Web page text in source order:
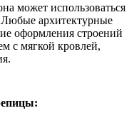
может использоваться
архитектурные
оформления строений
с мягкой кровлей,